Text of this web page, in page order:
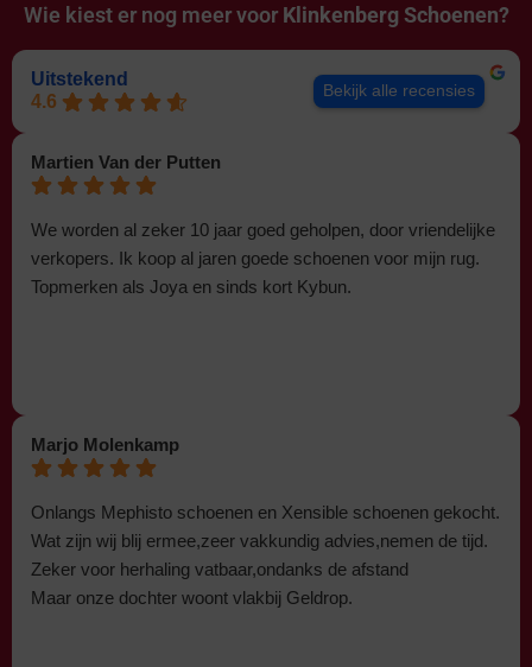
Wie kiest er nog meer voor Klinkenberg Schoenen?
Uitstekend
4.6
Bekijk alle recensies
Martien Van der Putten
We worden al zeker 10 jaar goed geholpen, door vriendelijke
verkopers. Ik koop al jaren goede schoenen voor mijn rug.
Topmerken als Joya en sinds kort Kybun.
Marjo Molenkamp
Onlangs Mephisto schoenen en Xensible schoenen gekocht.
Wat zijn wij blij ermee,zeer vakkundig advies,nemen de tijd.
Zeker voor herhaling vatbaar,ondanks de afstand
Maar onze dochter woont vlakbij Geldrop.